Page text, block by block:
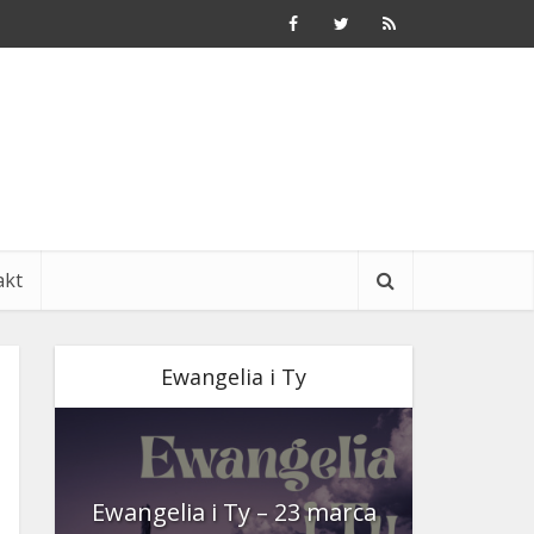
Ewangelia i Ty
Ewangelia i Ty – 23 marca